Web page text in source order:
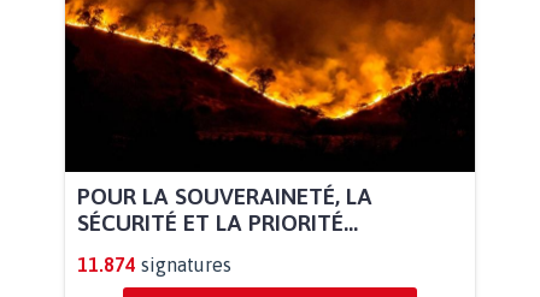
POUR LA SOUVERAINETÉ, LA
SÉCURITÉ ET LA PRIORITÉ...
11.874 signatures